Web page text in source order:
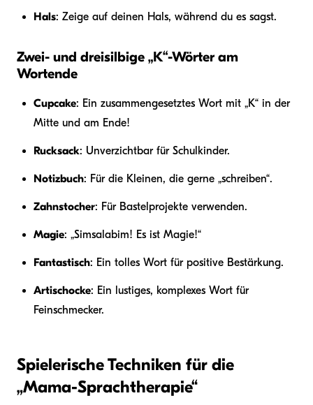
Hals: Zeige auf deinen Hals, während du es sagst.
Zwei- und dreisilbige „K“-Wörter am
Wortende
Cupcake: Ein zusammengesetztes Wort mit „K“ in der
Mitte und am Ende!
Rucksack: Unverzichtbar für Schulkinder.
Notizbuch: Für die Kleinen, die gerne „schreiben“.
Zahnstocher: Für Bastelprojekte verwenden.
Magie: „Simsalabim! Es ist Magie!“
Fantastisch: Ein tolles Wort für positive Bestärkung.
Artischocke: Ein lustiges, komplexes Wort für
Feinschmecker.
Spielerische Techniken für die
„Mama-Sprachtherapie“